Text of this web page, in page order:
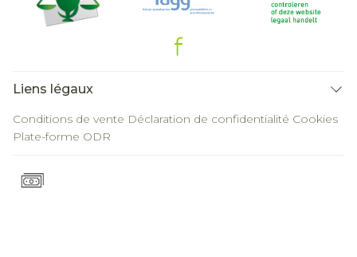
Liens légaux
Conditions de vente Déclaration de confidentialité Cookies
Plate-forme ODR